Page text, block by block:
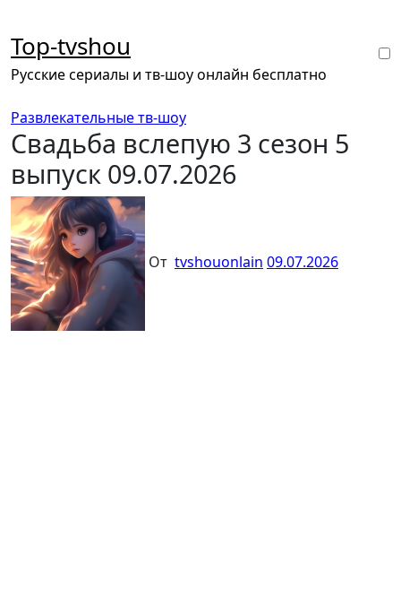
содержанию
Top-tvshou
Русские сериалы и тв-шоу онлайн бесплатно
Развлекательные тв-шоу
Свадьба вслепую 3 сезон 5
выпуск 09.07.2026
От tvshouonlain 09.07.2026